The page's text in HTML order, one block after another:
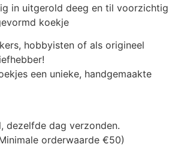
in uitgerold deeg en til voorzichtig
koekje
hobbyisten of als origineel
een unieke, handgemaakte
dezelfde dag verzonden.
orderwaarde €50)